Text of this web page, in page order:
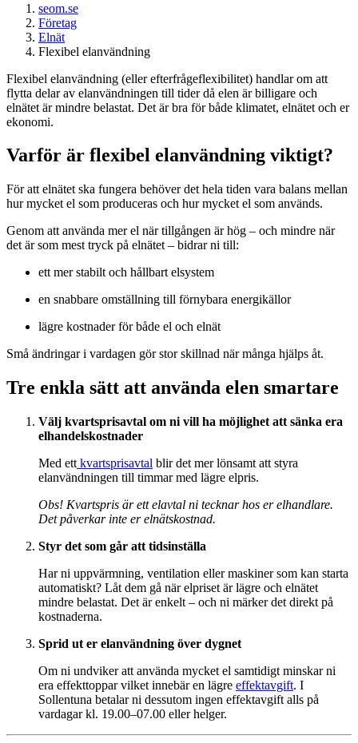
seom.se
Företag
Elnät
Flexibel elanvändning
Flexibel elanvändning (eller efterfrågeflexibilitet) handlar om att
flytta delar av elanvändningen till tider då elen är billigare och
elnätet är mindre belastat. Det är bra för både klimatet, elnätet och er
ekonomi.
Varför är flexibel elanvändning viktigt?
För att elnätet ska fungera behöver det hela tiden vara balans mellan
hur mycket el som produceras och hur mycket el som används.
Genom att använda mer el när tillgången är hög – och mindre när
det är som mest tryck på elnätet – bidrar ni till:
ett mer stabilt och hållbart elsystem
en snabbare omställning till förnybara energikällor
lägre kostnader för både el och elnät
Små ändringar i vardagen gör stor skillnad när många hjälps åt.
Tre enkla sätt att använda elen smartare
Välj kvartsprisavtal om ni vill ha möjlighet att sänka era
elhandelskostnader
Med ett kvartsprisavtal blir det mer lönsamt att styra
elanvändningen till timmar med lägre elpris.
Obs! Kvartspris är ett elavtal ni tecknar hos er elhandlare.
Det påverkar inte er elnätskostnad.
Styr det som går att tidsinställa
Har ni uppvärmning, ventilation eller maskiner som kan starta
automatiskt? Låt dem gå när elpriset är lägre och elnätet
mindre belastat. Det är enkelt – och ni märker det direkt på
kostnaderna.
Sprid ut er elanvändning över dygnet
Om ni undviker att använda mycket el samtidigt minskar ni
era effekttoppar vilket innebär en lägre effektavgift. I
Sollentuna betalar ni dessutom ingen effektavgift alls på
vardagar kl. 19.00–07.00 eller helger.